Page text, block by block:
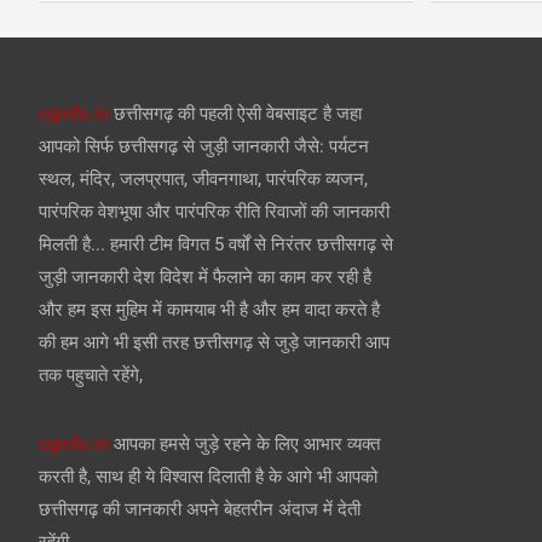
cginfo.in छत्तीसगढ़ की पहली ऐसी वेबसाइट है जहा
आपको सिर्फ छत्तीसगढ़ से जुड़ी जानकारी जैसे: पर्यटन
स्थल, मंदिर, जलप्रपात, जीवनगाथा, पारंपरिक व्यजन,
पारंपरिक वेशभूषा और पारंपरिक रीति रिवाजों की जानकारी
मिलती है... हमारी टीम विगत 5 वर्षों से निरंतर छत्तीसगढ़ से
जुड़ी जानकारी देश विदेश में फैलाने का काम कर रही है
और हम इस मुहिम में कामयाब भी है और हम वादा करते है
की हम आगे भी इसी तरह छत्तीसगढ़ से जुड़े जानकारी आप
तक पहुचाते रहेंगे,
cginfo.in आपका हमसे जुड़े रहने के लिए आभार व्यक्त
करती है, साथ ही ये विश्वास दिलाती है के आगे भी आपको
छत्तीसगढ़ की जानकारी अपने बेहतरीन अंदाज में देती